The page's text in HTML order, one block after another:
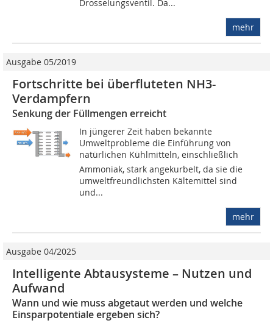
Drosselungsventil. Da...
mehr
Ausgabe 05/2019
Fortschritte bei überfluteten NH3-
Verdampfern
Senkung der Füllmengen erreicht
In jüngerer Zeit haben bekannte
Umweltprobleme die Einführung von
natürlichen Kühlmitteln, einschließlich
Ammoniak, stark angekurbelt, da sie die
umweltfreundlichsten Kältemittel sind
und...
mehr
Ausgabe 04/2025
Intelligente Abtausysteme – Nutzen und
Aufwand
Wann und wie muss abgetaut werden und welche
Einsparpotentiale ergeben sich?